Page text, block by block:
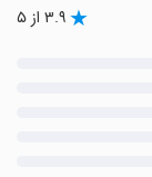
۳.۹ از ۵